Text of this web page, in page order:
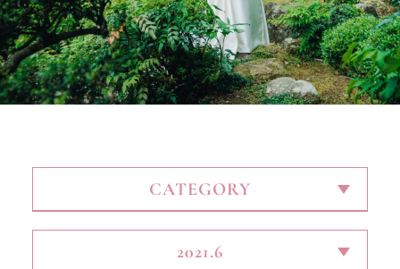
ACCESSORY アクセサリー
ACCESS アクセス
CONTACT